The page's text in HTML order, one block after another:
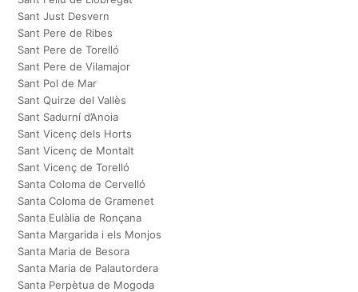
Sant Just Desvern
Sant Pere de Ribes
Sant Pere de Torelló
Sant Pere de Vilamajor
Sant Pol de Mar
Sant Quirze del Vallès
Sant Sadurní d’Anoia
Sant Vicenç dels Horts
Sant Vicenç de Montalt
Sant Vicenç de Torelló
Santa Coloma de Cervelló
Santa Coloma de Gramenet
Santa Eulàlia de Ronçana
Santa Margarida i els Monjos
Santa Maria de Besora
Santa Maria de Palautordera
Santa Perpètua de Mogoda